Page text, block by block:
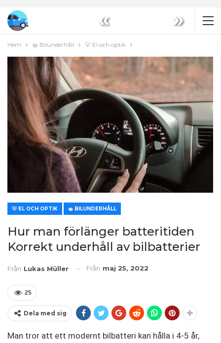
« »
Hem 🧽 Bilunderhåll 💡 El och optik
💡 EL OCH OPTIK 🧽 BILUNDERHÅLL
Hur man förlänger batteritiden
Korrekt underhåll av bilbatterier
Från Lukas Müller Från maj 25, 2022
25
Dela med sig
Man tror att ett modernt bilbatteri kan hålla i 4-5 år,